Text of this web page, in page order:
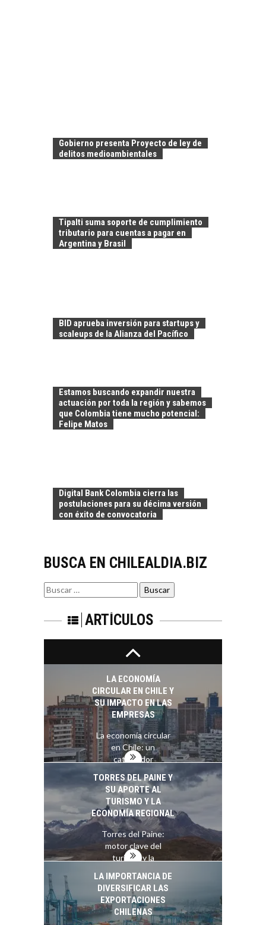
Gobierno presenta Proyecto de ley de
delitos medioambientales
Tipalti suma soporte de cumplimiento
tributario para cuentas a pagar en
Argentina y Brasil
BID aprueba inversión para startups y
scaleups de la Alianza del Pacífico
Estamos buscando expandir nuestra
actuación por toda la región y sabemos
que Colombia tiene mucho potencial:
Felipe Matos
Digital Bank Colombia cierra las
postulaciones para su décima versión
con éxito de convocatoria
BUSCA EN CHILEALDIA.BIZ
Buscar
por:
ARTÍCULOS
CHILENAS
La diversificación de
TECNOLÓGICO DE
AMÉRICA LATINA:
AVANCES Y DESAFÍOS
TRANSFORMACIÓN
DE LOS RECURSOS
HUMANOS EN LAS
La transformación
recursos humanos en
las empresas…
FINANCIAMIENTO
PARA PYMES EN
ALTERNATIVAS MÁS
ALLÁ DEL CRÉDITO
BANCARIO
pymes en Chile:
alternativas que
trascienden el
crédito…
LA ECONOMÍA
CIRCULAR EN CHILE Y
SU IMPACTO EN LAS
EMPRESAS
La economía circular
en Chile: un
catalizador
estratégico para las…
TORRES DEL PAINE Y
SU APORTE AL
TURISMO Y LA
ECONOMÍA REGIONAL
Torres del Paine:
motor clave del
turismo y la
LA IMPORTANCIA DE
DIVERSIFICAR LAS
EXPORTACIONES
CHILENAS